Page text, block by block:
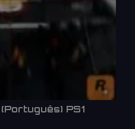
PS1